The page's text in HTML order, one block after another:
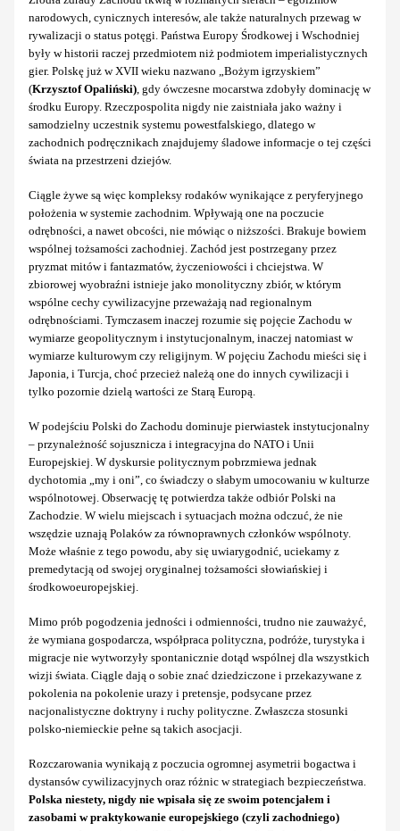
narodowych, cynicznych interesów, ale także naturalnych przewag w
rywalizacji o status potęgi. Państwa Europy Środkowej i Wschodniej
były w historii raczej przedmiotem niż podmiotem imperialistycznych
gier. Polskę już w XVII wieku nazwano „Bożym igrzyskiem”
(Krzysztof Opaliński), gdy ówczesne mocarstwa zdobyły dominację w
środku Europy. Rzeczpospolita nigdy nie zaistniała jako ważny i
samodzielny uczestnik systemu powestfalskiego, dlatego w
zachodnich podręcznikach znajdujemy śladowe informacje o tej części
świata na przestrzeni dziejów.
Ciągle żywe są więc kompleksy rodaków wynikające z peryferyjnego
położenia w systemie zachodnim. Wpływają one na poczucie
odrębności, a nawet obcości, nie mówiąc o niższości. Brakuje bowiem
wspólnej tożsamości zachodniej. Zachód jest postrzegany przez
pryzmat mitów i fantazmatów, życzeniowości i chciejstwa. W
zbiorowej wyobraźni istnieje jako monolityczny zbiór, w którym
wspólne cechy cywilizacyjne przeważają nad regionalnym
odrębnościami. Tymczasem inaczej rozumie się pojęcie Zachodu w
wymiarze geopolitycznym i instytucjonalnym, inaczej natomiast w
wymiarze kulturowym czy religijnym. W pojęciu Zachodu mieści się i
Japonia, i Turcja, choć przecież należą one do innych cywilizacji i
tylko pozornie dzielą wartości ze Starą Europą.
W podejściu Polski do Zachodu dominuje pierwiastek instytucjonalny
– przynależność sojusznicza i integracyjna do NATO i Unii
Europejskiej. W dyskursie politycznym pobrzmiewa jednak
dychotomia „my i oni”, co świadczy o słabym umocowaniu w kulturze
wspólnotowej. Obserwację tę potwierdza także odbiór Polski na
Zachodzie. W wielu miejscach i sytuacjach można odczuć, że nie
wszędzie uznają Polaków za równoprawnych członków wspólnoty.
Może właśnie z tego powodu, aby się uwiarygodnić, uciekamy z
premedytacją od swojej oryginalnej tożsamości słowiańskiej i
środkowoeuropejskiej.
Mimo prób pogodzenia jedności i odmienności, trudno nie zauważyć,
że wymiana gospodarcza, współpraca polityczna, podróże, turystyka i
migracje nie wytworzyły spontanicznie dotąd wspólnej dla wszystkich
wizji świata. Ciągle dają o sobie znać dziedziczone i przekazywane z
pokolenia na pokolenie urazy i pretensje, podsycane przez
nacjonalistyczne doktryny i ruchy polityczne. Zwłaszcza stosunki
polsko-niemieckie pełne są takich asocjacji.
Rozczarowania wynikają z poczucia ogromnej asymetrii bogactwa i
dystansów cywilizacyjnych oraz różnic w strategiach bezpieczeństwa.
Polska niestety, nigdy nie wpisała się ze swoim potencjałem i
zasobami w praktykowanie europejskiego (czyli zachodniego)